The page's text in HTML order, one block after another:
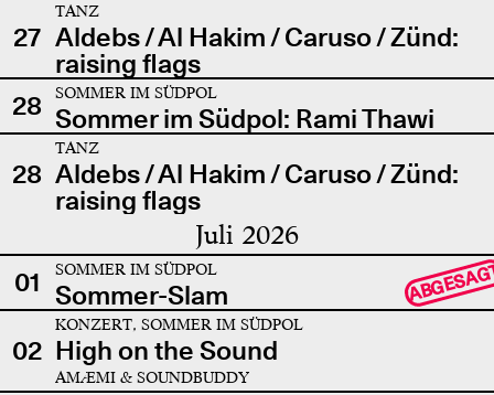
27
TANZ
Aldebs / Al Hakim / Caruso / Zünd:
raising flags
28
SOMMER IM SÜDPOL
Sommer im Südpol: Rami Thawi
28
TANZ
Aldebs / Al Hakim / Caruso / Zünd:
raising flags
Juli 2026
01 SOMMER IM SÜDPOL
Sommer-Slam
02
KONZERT, SOMMER IM SÜDPOL
High on the Sound
AMÆMI & SOUNDBUDDY